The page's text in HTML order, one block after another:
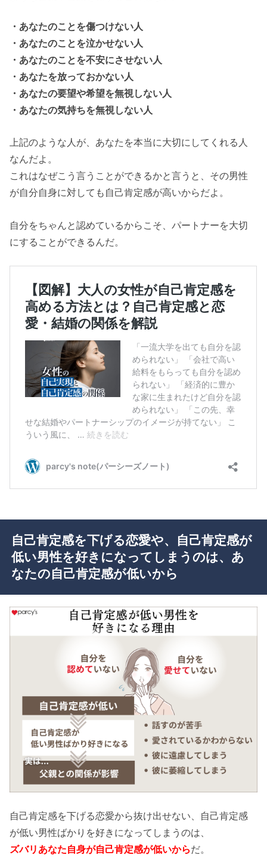
・あなたのことを傷つけない人
・あなたのことを泣かせない人
・あなたのことを不安にさせない人
・あなたを放っておかない人
・あなたの要望や希望を無視しない人
・あなたの気持ちを無視しない人
上記のような人が、あなたを本当に大切にしてくれる人
なんだよ。
これはなぜこう言うことができるかと言うと、その男性
が自分自身に対しても自己肯定感が高いからだよ。
自分をちゃんと認めているからこそ、パートナーを大切
にすることができるんだ。
自己肯定感を下げる恋愛や、自己肯定感が
低い男性を好きになってしまうのは、あ
なたの自己肯定感が低いから
自己肯定感を下げる恋愛から抜け出せない、自己肯定感
が低い男性ばかりを好きになってしまうのは、
ズバリあなた自身が自己肯定感が低いからだ。